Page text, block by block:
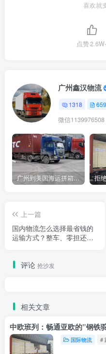
喜欢就
点赞
广州鑫汉物流
1318
广州到美国海运拼箱多少钱？2024年最新运费构成+隐藏费用避坑指南
上一篇
国内物流怎么选择最省钱的
运输方式？整车、零担还是
评论 抢沙发
相关文章
中欧班列：畅通亚欧的”钢铁
国际物流 #